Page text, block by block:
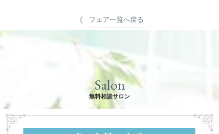
フェア一覧へ戻る
Salon
無料相談サロン